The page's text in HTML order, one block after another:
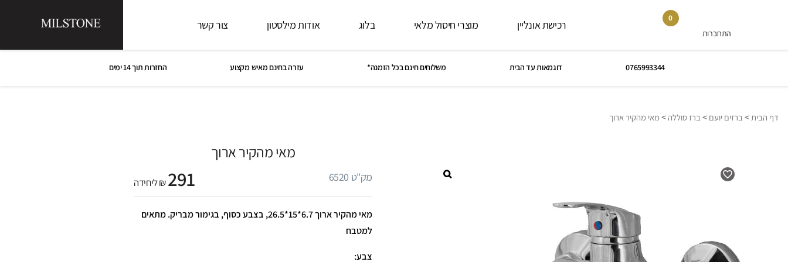
התחברות
0
רכישת אונליין מוצרי חיסול מלאי בלוג אודות מילסטון צור קשר
0765993344 דוגמאות עד הבית משלוחים חינם בכל הזמנה* עזרה בחינם מאיש מקצוע החזרות תוך 14 ימים
דף הבית> ברזים יועם > ברז סוללה > מאי מהקיר ארוך
מאי מהקיר ארוך
מק"ט 6520 291₪ ליחידה
מאי מהקיר ארוך 6.7*15*26.5, בצבע כסוף, בגימור מבריק. מתאים
למטבח
צבע: